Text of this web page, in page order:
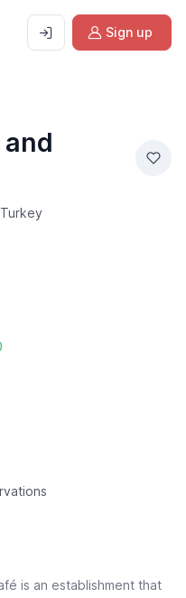
Sign up
is an establishment that